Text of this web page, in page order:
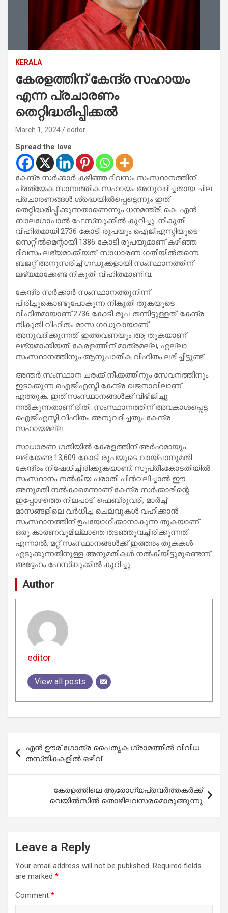
KERALA
കേരളത്തിന് കേന്ദ്ര സഹായം
എന്ന പ്രചാരണം
തെറ്റിദ്ധരിപ്പിക്കൽ
March 1, 2024 editor
Spread the love
കേന്ദ്ര സർക്കാർ കഴിഞ്ഞ ദിവസം സംസ്ഥാനത്തിന്
പ്രത്യേക സാമ്പത്തിക സഹായം അനുവദിച്ചതായ ചില
പ്രചാരണങ്ങൾ ശ്രദ്ധയിൽപ്പെട്ടെന്നും ഇത്
തെറ്റിദ്ധരിപ്പിക്കുന്നതാണെന്നും ധനമന്ത്രി കെ. എൻ.
ബാലഗോപാൽ ഫേസ്ബുക്കിൽ കുറിച്ചു. നികുതി
വിഹിതമായി 2736 കോടി രൂപയും ഐജിഎസ്ടിയുടെ
സെറ്റിൽമെന്റായി 1386 കോടി രൂപയുമാണ് കഴിഞ്ഞ
ദിവസം ലഭ്യമാക്കിയത്. സാധാരണ ഗതിയിൽതന്നെ
ബജറ്റ് അനുസരിച്ച് ഗഡുക്കളായി സംസ്ഥാനത്തിന്
ലഭ്യമാക്കേണ്ട നികുതി വിഹിതമാണിവ.
കേന്ദ്ര സർക്കാർ സംസ്ഥാനത്തുനിന്ന്
പിരിച്ചുകൊണ്ടുപോകുന്ന നികുതി തുകയുടെ
വിഹിതമായാണ് 2736 കോടി രൂപ തന്നിട്ടുള്ളത്. കേന്ദ്ര
നികുതി വിഹിതം മാസ ഗഡുവായാണ്
അനുവദിക്കുന്നത്. ഇത്തവണയും ആ തുകയാണ്
ലഭ്യമാക്കിയത്. കേരളത്തിന് മാത്രമല്ല, എല്ലാ
സംസ്ഥാനത്തിനും ആനുപാതിക വിഹിതം ലഭിച്ചിട്ടുണ്ട്.
അന്തർ സംസ്ഥാന ചരക്ക് നീക്കത്തിനും സേവനത്തിനും
ഇടാക്കുന്ന ഐജിഎസ്ടി കേന്ദ്ര ഖജനാവിലാണ്
എത്തുക. ഇത് സംസ്ഥാനങ്ങൾക്ക് വിഭിജിച്ചു
നൽകുന്നതാണ് രീതി. സംസ്ഥാനത്തിന് അവകാശപ്പെട്ട
ഐജിഎസ്ടി വിഹിതം അനുവദിച്ചതും കേന്ദ്ര
സഹായമല്ല.
സാധാരണ ഗതിയിൽ കേരളത്തിന് അർഹമായും
ലഭിക്കേണ്ട 13,609 കോടി രൂപയുടെ വായ്പാനുമതി
കേന്ദ്രം നിഷേധിച്ചിരിക്കുകയാണ്. സുപ്രീംകോടതിയിൽ
സംസ്ഥാനം നൽകിയ പരാതി പിൻവലിച്ചാൽ ഈ
അനുമതി നൽകാമെന്നാണ് കേന്ദ്ര സർക്കാരിന്റെ
ഇപ്പോഴത്തെ നിലപാട്. ഫെബ്രുവരി, മാർച്ച്
മാസങ്ങളിലെ വർധിച്ച ചെലവുകൾ വഹിക്കാൻ
സംസ്ഥാനത്തിന് ഉപയോഗിക്കാനാകുന്ന തുകയാണ്
ഒരു കാരണവുമില്ലാതെ തടഞ്ഞുവച്ചിരിക്കുന്നത്.
എന്നാൽ, മറ്റ് സംസ്ഥാനങ്ങൾക്ക് ഇത്തരം തുകകൾ
എടുക്കുന്നതിനുള്ള അനുമതികൾ നൽകിയിട്ടുമുണ്ടെന്ന്
അദ്ദേഹം ഫേസ്ബുക്കിൽ കുറിച്ചു.
Author
editor
View all posts
navigation
എന്‍ ഊര് ഗോത്ര പൈതൃക ഗ്രാമത്തില്‍ വിവിധ
തസ്‌തികകളിൽ ഒഴിവ്
കേരളത്തിലെ ആരോഗ്യപ്രവർത്തകർക്ക്
വെയിൽസിൽ തൊഴിലവസരമൊരുങ്ങുന്നു
Leave a Reply
Your email address will not be published. Required fields
are marked *
Comment *